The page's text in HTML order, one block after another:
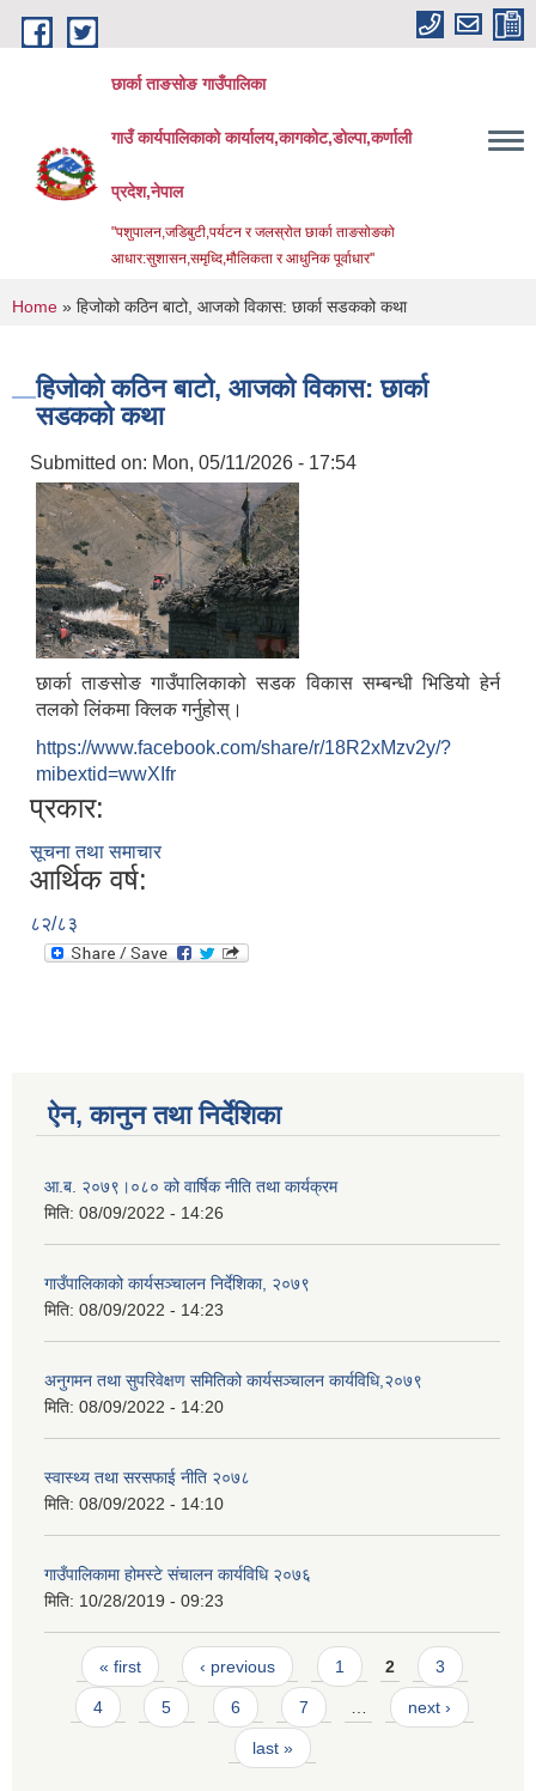
Skip to main content
छार्का ताङसोङ गाउँपालिका
गाउँ कार्यपालिकाको कार्यालय,कागकोट,डोल्पा,कर्णाली
प्रदेश,नेपाल
"पशुपालन,जडिबुटी,पर्यटन र जलस्रोत छार्का ताङसोङको
आधार:सुशासन,समृध्दि,मौलिकता र आधुनिक पूर्वाधार''
You are here
Home » हिजोको कठिन बाटो, आजको विकास: छार्का सडकको कथा
हिजोको कठिन बाटो, आजको विकास: छार्का
सडकको कथा
Submitted on: Mon, 05/11/2026 - 17:54
छार्का ताङसोङ गाउँपालिकाको सडक विकास सम्बन्धी भिडियो हेर्न
तलको लिंकमा क्लिक गर्नुहोस्।
https://www.facebook.com/share/r/18R2xMzv2y/?
mibextid=wwXIfr
प्रकार:
सूचना तथा समाचार
आर्थिक वर्ष:
८२/८३
ऐन, कानुन तथा निर्देशिका
आ.ब. २०७९।०८० को वार्षिक नीति तथा कार्यक्रम
मिति: 08/09/2022 - 14:26
गाउँपालिकाको कार्यसञ्चालन निर्देशिका, २०७९
मिति: 08/09/2022 - 14:23
अनुगमन तथा सुपरिवेक्षण समितिको कार्यसञ्चालन कार्यविधि,२०७९
मिति: 08/09/2022 - 14:20
स्वास्थ्य तथा सरसफाई नीति २०७८
मिति: 08/09/2022 - 14:10
गाउँपालिकामा होमस्टे संचालन कार्यविधि २०७६
मिति: 10/28/2019 - 09:23
Pages
« first ‹ previous 1 2 3
4 5 6 7 next ›
last »